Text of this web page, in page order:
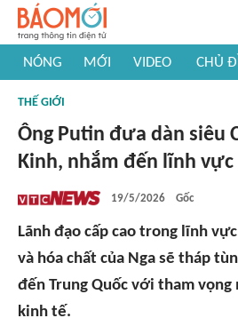
NÓNG MỚI VIDEO CHỦ
#Khám phá thế giới
THẾ GIỚI
Ông Putin đưa dàn siêu
Kinh, nhắm đến lĩnh
19/5/2026 Gốc
Lãnh đạo cấp cao trong lĩnh
và hóa chất của Nga sẽ tháp
đến Trung Quốc với tham
kinh tế.